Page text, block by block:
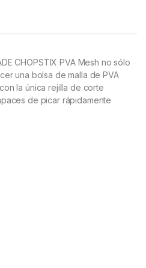
CHOPSTIX PVA Mesh no sólo
una bolsa de malla de PVA
la única rejilla de corte
de picar rápidamente